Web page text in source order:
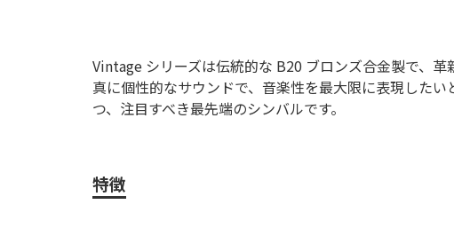
Vintage シリーズは伝統的な B20 ブロンズ合金製で、
真に個性的なサウンドで、音楽性を最大限に表現した
つ、注目すべき最先端のシンバルです。
特徴